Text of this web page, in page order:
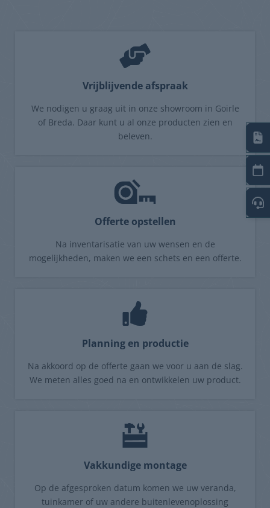
Vrijblijvende afspraak
We nodigen u graag uit in onze showroom in Goirle
of Breda. Daar kunt u al onze producten zien en
beleven.
Offerte opstellen
Na inventarisatie van uw wensen en de
mogelijkheden, maken we een schets en een offerte.
Planning en productie
Na akkoord op de offerte gaan we voor u aan de slag.
We meten alles goed na en ontwikkelen uw product.
Vakkundige montage
Op de afgesproken datum komen we uw veranda,
tuinkamer of uw andere buitenlevenoplossing